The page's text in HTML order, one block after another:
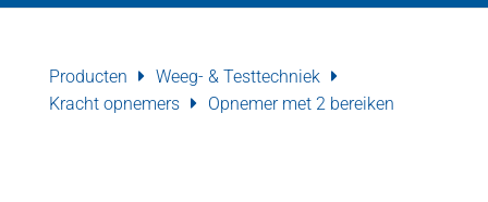
Producten
Weeg- & Testtechniek
Kracht opnemers
Opnemer met 2 bereiken